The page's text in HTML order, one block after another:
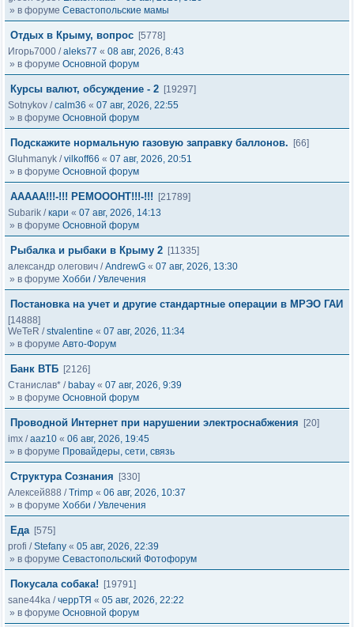
» в форуме Севастопольские мамы
Отдых в Крыму, вопрос [5778]
Игорь7000 /aleks77 « 08 авг, 2026, 8:43
» в форуме Основной форум
Курсы валют, обсуждение - 2 [19297]
Sotnykov /calm36 « 07 авг, 2026, 22:55
» в форуме Основной форум
Подскажите нормальную газовую заправку баллонов.
[66]
Gluhmanyk /vilkoff66 « 07 авг, 2026, 20:51
» в форуме Основной форум
ААААА!!!-!!! РЕМОООНТ!!!-!!!
[21789]
Subarik /кари « 07 авг, 2026, 14:13
» в форуме Основной форум
Рыбалка и рыбаки в Крыму 2 [11335]
александр олегович /AndrewG « 07 авг, 2026, 13:30
» в форуме Хобби / Увлечения
Постановка на учет и другие стандартные операции в МРЭО ГАИ
[14888]
WeTeR /stvalentine « 07 авг, 2026, 11:34
» в форуме Авто-Форум
Банк ВТБ [2126]
Станислав* / babay « 07 авг, 2026, 9:39
» в форуме Основной форум
Проводной Интернет при нарушении электроснабжения
[20]
imx /aaz10 « 06 авг, 2026, 19:45
» в форуме Провайдеры, сети, связь
Структура Сознания
[330]
Алексей888 /Trimp « 06 авг, 2026, 10:37
» в форуме Хобби / Увлечения
Еда [575]
profi /Stefany « 05 авг, 2026, 22:39
» в форуме Севастопольский Фотофорум
Покусала собака!
[19791]
sane44ka /черрТЯ « 05 авг, 2026, 22:22
» в форуме Основной форум